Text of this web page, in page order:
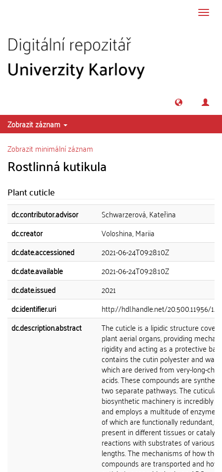
Zobrazit záznam
Zobrazit minimální záznam
Rostlinná kutikula
Plant cuticle
dc.contributor.advisor
Schwarzerová, Kateřina
dc.creator
Voloshina, Mariia
dc.date.accessioned
2021-06-24T09:28:10Z
dc.date.available
2021-06-24T09:28:10Z
dc.date.issued
2021
dc.identifier.uri
http://hdl.handle.net/20.500.11956/
dc.description.abstract
The cuticle is a lipidic structure
plant aerial organs, providing
rigidity and acting as a protective
contains the cutin polyester and
which are derived from very-long-
acids. These compounds are
two separate pathways. The cuticular
biosynthetic machinery is incredibly
and employs a multitude of
of which are functionally redundant,
present in different tissues or catalyse
reactions with substrates of various
lengths. The mechanisms of how
compounds are transported and